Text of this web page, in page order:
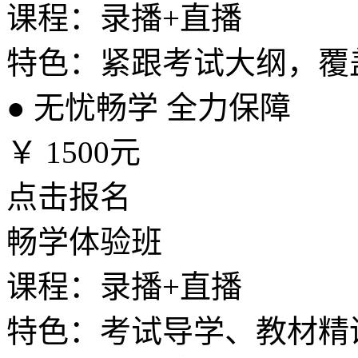
课程：录播+直播
特色：紧跟考试大纲，
● 无忧畅学 全力保障
￥ 1500元
点击报名
畅学体验班
课程：录播+直播
特色：考试导学、教材